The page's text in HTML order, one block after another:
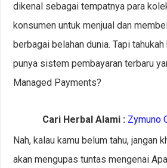
dikenal sebagai tempatnya para
konsumen untuk menjual dan
berbagai belahan dunia. Tapi
punya sistem pembayaran terbaru
Managed Payments?
Cari Herbal Alami : Zymuno
Nah, kalau kamu belum tahu, jangan
akan mengupas tuntas mengenai